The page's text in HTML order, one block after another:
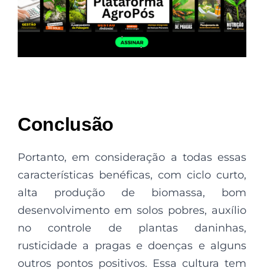
Conclusão
Portanto, em consideração a todas essas
características benéficas, com ciclo curto,
alta produção de biomassa, bom
desenvolvimento em solos pobres, auxílio
no controle de plantas daninhas,
rusticidade a pragas e doenças e alguns
outros pontos positivos. Essa cultura tem